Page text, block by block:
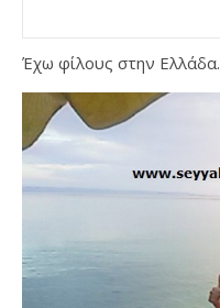
Έχω φίλους στην Ελλάδα.